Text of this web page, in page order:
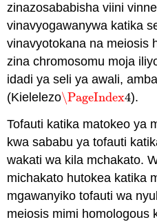
zinazosababisha viini
vinavyogawanywa katika
vinavyotokana na meiosis
zina chromosomu moja
idadi ya seli ya awali,
(Kielelezo\PageIndex4
\PageIndex4).
Tofauti katika matokeo ya
kwa sababu ya tofauti
wakati wa kila mchakato.
michakato hutokea katika
mgawanyiko tofauti wa
meiosis mimi homologous